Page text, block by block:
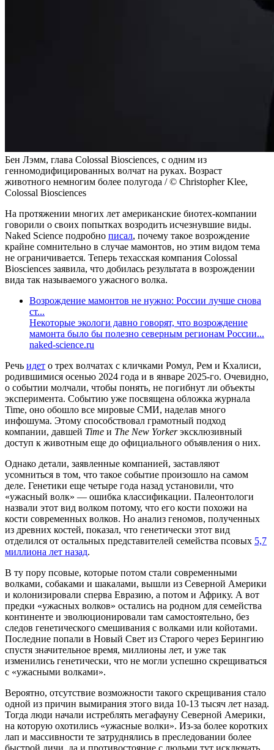
Бен Лэмм, глава Colossal Biosciences, с одним из
генномодифицированных волчат на руках. Возраст
животного немногим более полугода / © Christopher Klee,
Colossal Biosciences
На протяжении многих лет американские биотех-компании
говорили о своих попытках возродить исчезнувшие виды.
Naked Science подробно писал, почему такое возрождение
крайне сомнительно в случае мамонтов, но этим видом тема
не ограничивается. Теперь техасская компания Colossal
Biosciences заявила, что добилась результата в возрождении
вида так называемого ужасного волка.
Возрождение мамонтов не нужно: России лучше снова
ст...
Некоторые экологи давно говорят, что возрождение
мамонта было бы полезно северным регионам России...
naked-science.ru
Речь идет о трех волчатах с кличками Ромул, Рем и Кхалиси,
родившимися осенью 2024 года и в январе 2025-го. Очевидно,
о событии молчали, чтобы понять, не погибнут ли объекты
эксперимента. Событию уже посвящена обложка журнала
Time, оно обошло все мировые СМИ, наделав много
инфошума. Этому способствовал грамотный подход
компании, давшей Time и The New Yorkerэксклюзивный
доступ к животным еще до официального объявления о них.
Однако детали, заявленные компанией, заставляют
усомниться в том, что такое событие произошло на самом
деле. Генетики еще четыре года назад установили, что
«ужасный волк» — ошибка классификации. Палеонтологи
назвали этот вид волком потому, что его кости похожи на
кости современных волков. Но анализ геномов, полученных
из древних костей, показал, что генетически этот вид
отделился от остальных представителей семейства псовых 5,7
миллиона лет назад.
В ту пору псовые, которые потом стали современными
волками, собаками и шакалами, вышли из Северной Америки
и колонизировали сперва Евразию, а потом и Африку. А вот
предки «ужасных волков» остались на родном для семейства
континенте и эволюционировали там самостоятельно, без
следов генетического смешивания с волками или койотами.
Последние попали в Новый Свет из Старого через Берингию
спустя значительное время, миллионы лет, и уже так
изменились генетически, что не могли успешно скрещиваться
с «ужасными волками».
Вероятно, отсутствие возможности такого скрещивания стало
одной из причин вымирания этого вида 10-13 тысяч лет назад.
Тогда люди начали истреблять мегафауну Северной Америки,
на которую охотились «ужасные волки». Из-за более коротких
лап и массивности те затруднялись в преследовании более